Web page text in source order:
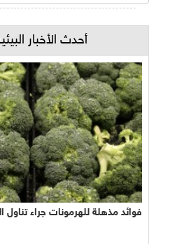
أحدث الأخبار
فوائد مذهلة للهرمونات جراء تناول